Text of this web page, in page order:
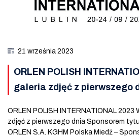
21 września 2023
ORLEN POLISH
galeria zdjęć z pierwszego
ORLEN POLISH INTERNATIONAL 2023
zdjęć z pierwszego dnia Sponsorem
ORLEN S.A. KGHM Polska Miedź –